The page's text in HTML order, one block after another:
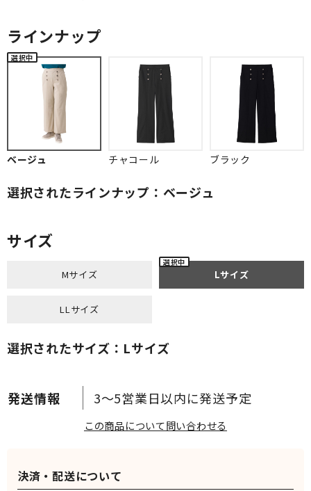
3～5営業日以内に発送予定
ラインナップ
ベージュ チャコール ブラック
選択されたラインナップ：ベージュ
サイズ
Mサイズ Lサイズ
LLサイズ
選択されたサイズ：Lサイズ
この商品について問い合わせる
決済・配送について